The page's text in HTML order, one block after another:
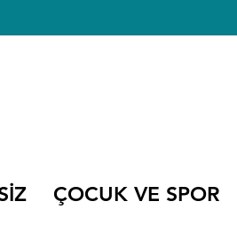
ÇOCUK VE SPOR